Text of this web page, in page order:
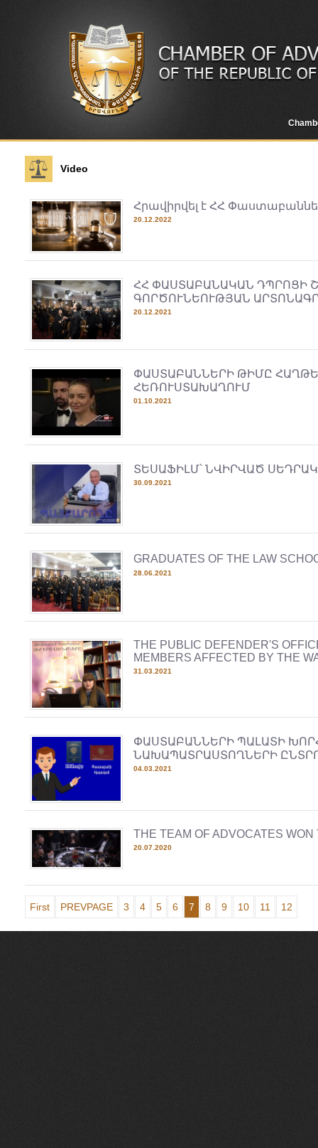
Video
Հրավիրվել է ՀՀ
20.12.2022
ՀՀ ՓԱՍՏԱԲԱՆԱԿԱՆ ԴՊՐՈՑԻ
ԳՈՐԾՈՒՆԵՈՒԹՅԱՆ
20.12.2021
ՓԱՍՏԱԲԱՆՆԵՐԻ ԹԻՄԸ ՀԱՂԹԵԼ
ՀԵՌՈՒՍՏԱԽԱՂՈՒՄ
01.10.2021
ՏԵՍԱՖԻԼՄ՝ ՆՎԻՐՎԱԾ
30.09.2021
GRADUATES OF THE LAW
28.06.2021
THE PUBLIC DEFENDER'S
MEMBERS AFFECTED BY THE
31.03.2021
ՓԱՍՏԱԲԱՆՆԵՐԻ ՊԱԼԱՏԻ
ՆԱԽԱՊԱՏՐԱՍՏՈՂՆԵՐԻ
04.03.2021
THE TEAM OF ADVOCATES
20.07.2020
First PREVPAGE 3 4 5 6 7 8 9 10 11 12